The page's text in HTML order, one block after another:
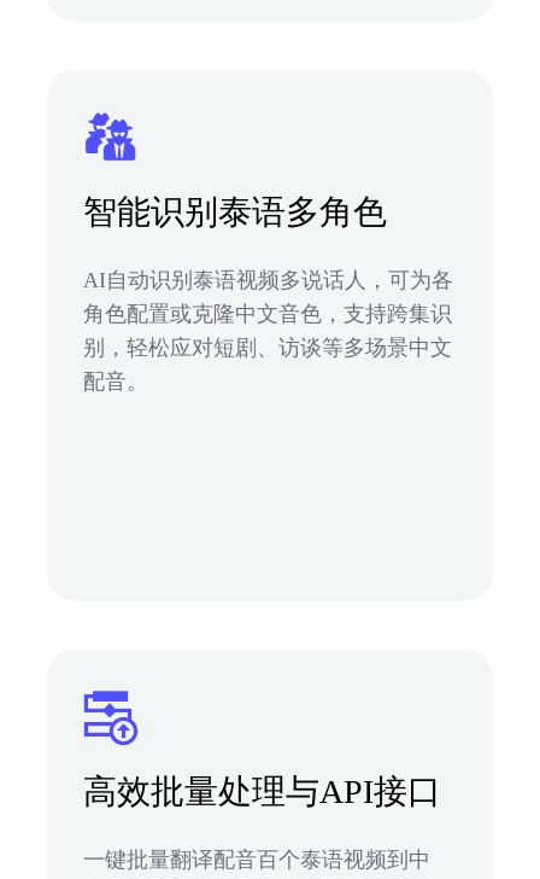
智能识别泰语多角色
AI自动识别泰语视频多说话人，可为各
角色配置或克隆中文音色，支持跨集识
别，轻松应对短剧、访谈等多场景中文
配音。
高效批量处理与API接口
一键批量翻译配音百个泰语视频到中